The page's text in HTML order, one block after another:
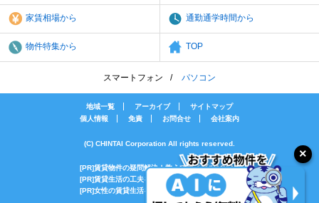
家賃相場から 通勤通学時間から
物件特集から TOP
スマートフォン パソコン
地域一覧 アーカイブ
サイトマップ
個人情報
免責 お問合せ 会社案内
(C) CHINTAI Corporation All rights reserved.
[PR]賃貸物件の疑問解決！教えてエイブルAGENT
[PR]賃貸生活の工夫を紹介！CHINTAI情報局
[PR]女性の賃貸生活を応援！Woman.CHINTAI